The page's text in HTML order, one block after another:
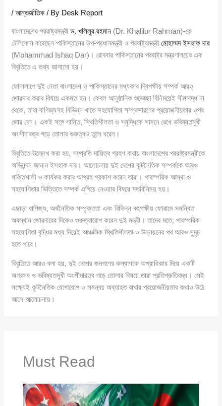
/আন্তর্জাতিক / By Desk Report
বাংলাদেশের পররাষ্ট্রমন্ত্রীড. খলিলুর রহমান (Dr. Khalilur Rahman)-কে
টেলিফোন করেছেন পাকিস্তানের উপ-প্রধানমন্ত্রী ও পররাষ্ট্রমন্ত্রীমোহাম্মদ ইসহাক দার
(Mohammad Ishaq Dar)। রোববার পাকিস্তানের পররাষ্ট্র মন্ত্রণালয়ের এক
বিবৃতিতে এ তথ্য জানানো হয়।
ফোনালাপে দুই নেতা বাংলাদেশ ও পাকিস্তানের মধ্যকার দ্বিপক্ষীয় সম্পর্ক আরও
জোরদার করার বিষয়ে একমত হন। কেবল আনুষ্ঠানিক শুভেচ্ছা বিনিময়েই সীমাবদ্ধ না
থেকে, তারা বাণিজ্যসহ বিভিন্ন খাতে সহযোগিতা সম্প্রসারণের প্রয়োজনীয়তার ওপর
জোর দেন। একই সঙ্গে শান্তি, স্থিতিশীলতা ও সমৃদ্ধিকে সামনে রেখে ভবিষ্যতমুখী
অংশীদারত্ব গড়ে তোলার গুরুত্বও তুলে ধরেন।
বিবৃতিতে উল্লেখ করা হয়, সম্প্রতি দায়িত্ব গ্রহণ করায় বাংলাদেশের পররাষ্ট্রমন্ত্রীকে
অভিনন্দন জানান ইসহাক দার। আলোচনায় দুই দেশের কূটনৈতিক সম্পর্ককে আরও
শক্তিশালী ও কার্যকর করার আগ্রহ প্রকাশ করেন তারা। পারস্পরিক আস্থা ও
সহযোগিতার ভিত্তিতে সম্পর্ক এগিয়ে নেওয়ার বিষয়ে মতবিনিময় হয়।
এছাড়া বাণিজ্য, অর্থনৈতিক সম্পৃক্ততা এবং বিভিন্ন বহুপক্ষীয় ফোরামে সমন্বিত
অবস্থান জোরদারের দিকেও গুরুত্বারোপ করেন দুই মন্ত্রী। তাদের মতে, পারস্পরিক
সহযোগিতা বৃদ্ধির মধ্য দিয়েই আঞ্চলিক স্থিতিশীলতা ও উন্নয়নের পথ আরও সুদৃঢ়
হতে পারে।
বিবৃতিতে আরও বলা হয়, দুই দেশের জনগণের কল্যাণকে অগ্রাধিকার দিয়ে একটি
অগ্রসর ও ভবিষ্যতমুখী অংশীদারত্ব গড়ে তোলার বিষয়ে তারা প্রতিশ্রুতিবদ্ধ। সেই
লক্ষ্যেই কূটনৈতিক যোগাযোগ ও সমন্বয় অব্যাহত রাখার প্রয়োজনীয়তার কথাও উঠে
আসে আলোচনায়।
Must Read